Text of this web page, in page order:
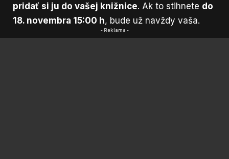
pridať si ju do vašej knižnice. Ak to stihnete do
18. novembra 15:00 h, bude už navždy vaša.
- Reklama -